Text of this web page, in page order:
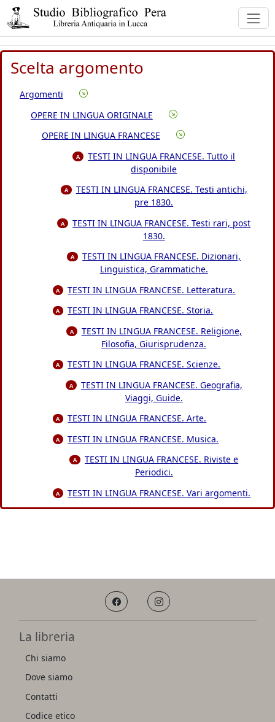
Scelta argomento
Argomenti
OPERE IN LINGUA ORIGINALE
OPERE IN LINGUA FRANCESE
A
TESTI IN LINGUA FRANCESE. Tutto il
disponibile
A
TESTI IN LINGUA FRANCESE. Testi antichi,
pre 1830.
A
TESTI IN LINGUA FRANCESE. Testi rari, post
1830.
A
TESTI IN LINGUA FRANCESE. Dizionari,
Linguistica, Grammatiche.
A TESTI IN LINGUA FRANCESE. Letteratura.
A TESTI IN LINGUA FRANCESE. Storia.
A
TESTI IN LINGUA FRANCESE. Religione,
Filosofia, Giurisprudenza.
A TESTI IN LINGUA FRANCESE. Scienze.
A
TESTI IN LINGUA FRANCESE. Geografia,
Viaggi, Guide.
A TESTI IN LINGUA FRANCESE. Arte.
A TESTI IN LINGUA FRANCESE. Musica.
A
TESTI IN LINGUA FRANCESE. Riviste e
Periodici.
A TESTI IN LINGUA FRANCESE. Vari argomenti.
La libreria
Chi siamo
Dove siamo
Contatti
Codice etico